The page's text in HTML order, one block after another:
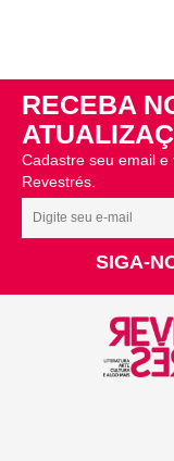
RECEBA
Cadastre seu email
Revestrés.
SIGA-